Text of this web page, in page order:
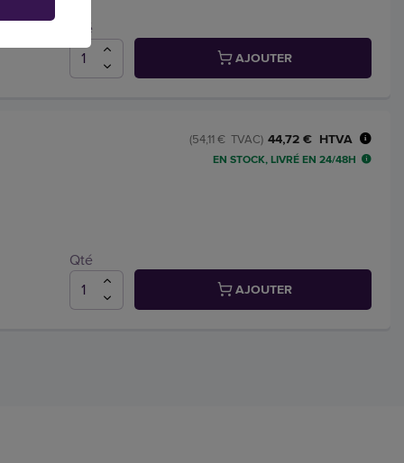
Qté
AJOUTER
44,72 € HTVA
(54,11 € TVAC)
EN STOCK, LIVRÉ EN 24/48H
Qté
AJOUTER